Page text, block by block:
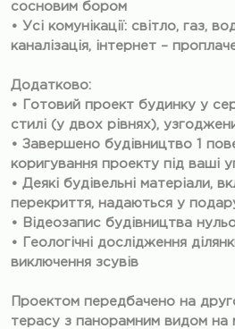
сосновим бором
• Усі комунікації: світло, газ,
каналізація, інтернет –
Додатково:
• Готовий проект будинку у
стилі (у двох рівнях),
• Завершено будівництво 1
коригування проекту під ваші
• Деякі будівельні матеріали,
перекриття, надаються у
• Відеозапис будівництва
• Геологічні дослідження
виключення зсувів
Проектом передбачено на
терасу з панорамним видом